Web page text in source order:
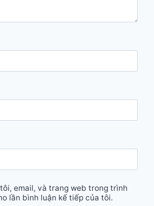
email, và trang web trong trình
lần bình luận kế tiếp của tôi.